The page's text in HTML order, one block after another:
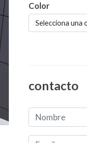
Color
Selecciona una
contacto